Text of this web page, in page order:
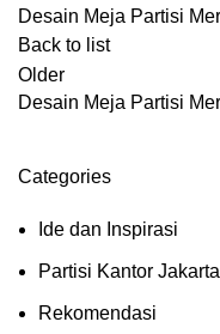
Desain Meja Partisi
Back to list
Older
Desain Meja Partisi
Categories
Ide dan Inspirasi
Partisi Kantor Jakarta
Rekomendasi